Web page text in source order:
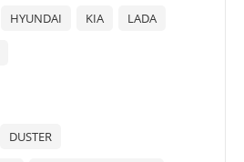
HYUNDAI KIA LADA
DUSTER